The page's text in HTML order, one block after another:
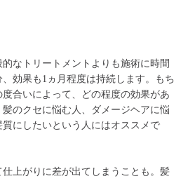
なトリートメントよりも施術に時間
効果も1ヵ月程度は持続します。もち
合いによって、どの程度の効果があ
のクセに悩む人、ダメージヘアに悩
にしたいという人にはオススメで
上がりに差が出てしまうことも。髪